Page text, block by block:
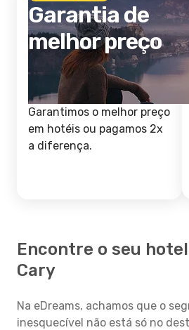
Garantia de
melhor preço
Garantimos o melhor preço
em hotéis ou pagamos 2x
a diferença.
Encontre o seu
Cary
Na eDreams, achamos que o
inesquecível não está só no